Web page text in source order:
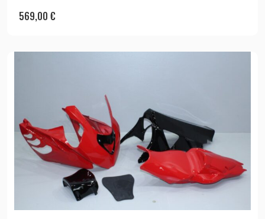
569,00 €